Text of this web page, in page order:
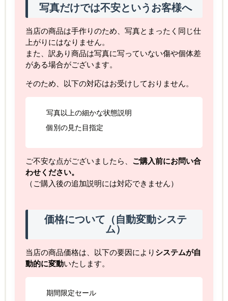
写真だけでは不安というお客様へ
当店の商品は手作りのため、写真とまったく同じ仕
上がりにはなりません。
また、訳あり商品は写真に写っていない傷や個体差
がある場合がございます。
そのため、以下の対応はお受けしておりません。
写真以上の細かな状態説明
個別の見た目指定
ご不安な点がございましたら、 ご購入前にお問い合
わせください。
（ご購入後の追加説明には対応できません）
価格について（自動変動システ
ム）
当店の商品価格は、以下の要因により システムが自
動的に変動いたします。
期間限定セール